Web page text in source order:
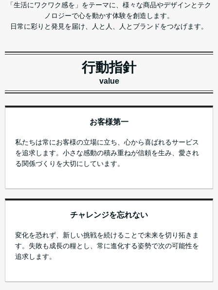
「生活にワクワク感を」をテーマに、様々な商品やデザインとテク
ノロジーで心を動かす体験を創造します。
日常に彩りと発見を届け、人と人、人とブランドをつなげます。
行動指針
value
お客様第一
私たちは常にお客様の立場に立ち、心から喜ばれるサービス
を追求します。小さな感動の積み重ねが信頼を生み、愛され
る関係づくりを大切にしています。
チャレンジを忘れない
変化を恐れず、新しい挑戦を続けることで未来を切り拓きま
す。失敗も成長の糧とし、常に進化する姿勢で次の可能性を
追求します。